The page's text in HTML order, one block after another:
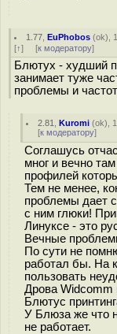
1.77 ,EuPhobos (ok),
[↑] [к модератору]
Блютух - худший
занимает туже
проблемы и
2.81 ,Kuromi (ok),
[к модератору]
Соглашусь
мног и вечно
профилей
Тем не менее,
проблемы дает
с ним глюки!
Линуксе - это
Вечные
По сути не
работал бы. На
пользовать
Дрова Widcomm
Блютус
У Блюза же что
не работает.